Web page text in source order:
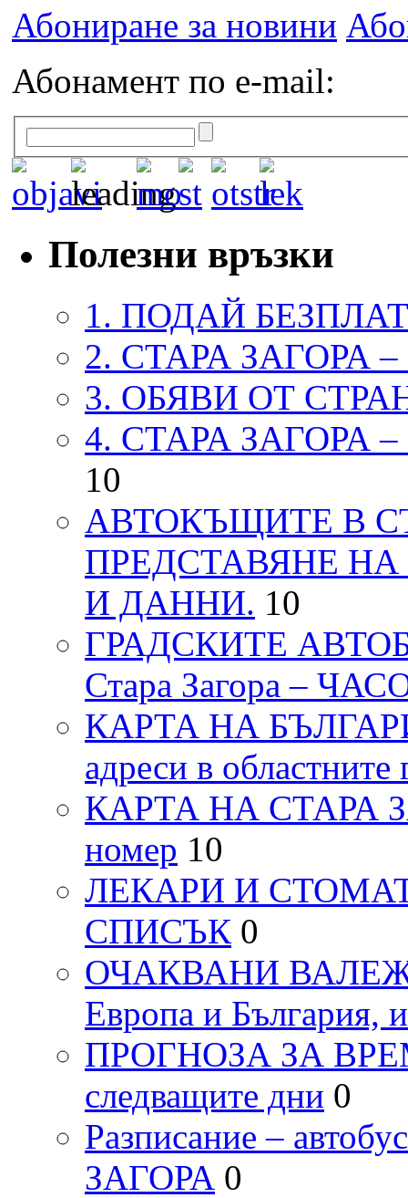
Абониране за новини
Абонамент по e-mail:
Полезни връзки
1. ПОДАЙ
2. СТАРА ЗАГОРА
3. ОБЯВИ ОТ
4. СТАРА ЗАГОРА
10
АВТОКЪЩИТЕ В
ПРЕДСТАВЯНЕ
И ДАННИ. 10
ГРАДСКИТЕ
Стара Загора –
КАРТА НА
адреси в областните
КАРТА НА СТАРА
номер 10
ЛЕКАРИ И
СПИСЪК 0
ОЧАКВАНИ ВАЛЕЖИ
Европа и България,
ПРОГНОЗА ЗА
следващите дни 0
Разписание –
ЗАГОРА 0